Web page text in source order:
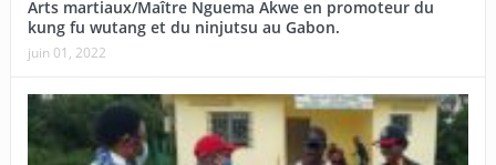
Arts martiaux/Maître Nguema Akwe en promoteur du
kung fu wutang et du ninjutsu au Gabon.
juin 01, 2022